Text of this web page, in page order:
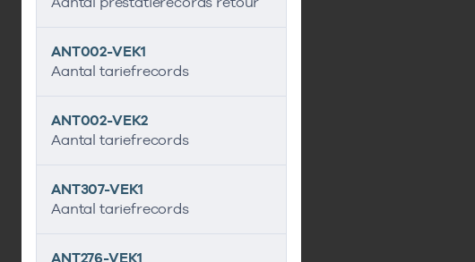
ANT002-VEK1
Aantal tariefrecords
ANT002-VEK2
Aantal tariefrecords
ANT307-VEK1
Aantal tariefrecords
ANT276-VEK1